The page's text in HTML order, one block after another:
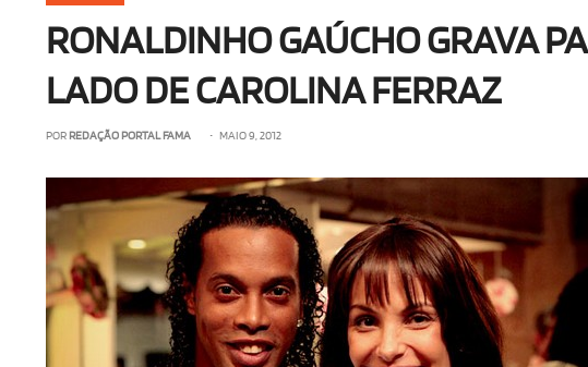
RONALDINHO GAÚCHO GRAVA
LADO DE CAROLINA FERRAZ
POR REDAÇÃO PORTAL FAMA • MAIO 9, 2012